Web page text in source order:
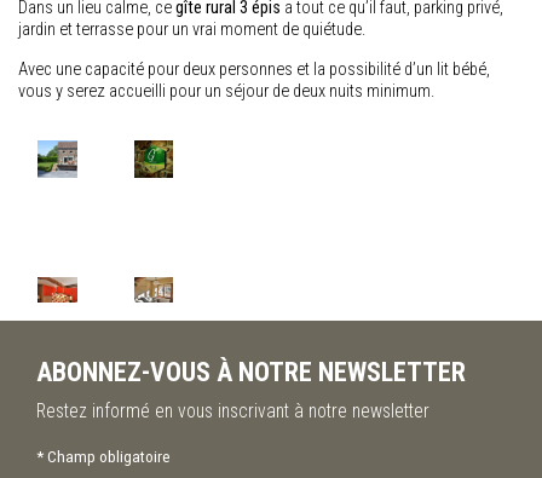
Dans un lieu calme, cegîte rural 3 épis a tout ce qu’il faut, parking privé,
jardin et terrasse pour un vrai moment de quiétude.
Avec une capacité pour deux personnes et la possibilité d’un lit bébé,
vous y serez accueilli pour un séjour de deux nuits minimum.
ABONNEZ-VOUS À NOTRE NEWSLETTER
Restez informé en vous inscrivant à notre newsletter
*Champ obligatoire